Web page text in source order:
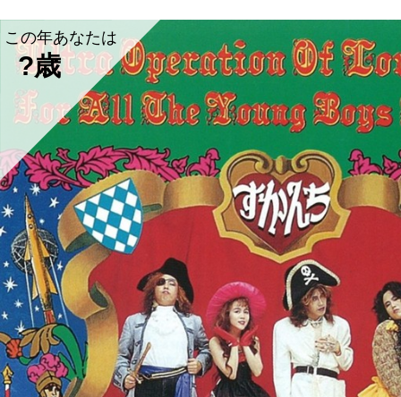
この年あなたは
?歳